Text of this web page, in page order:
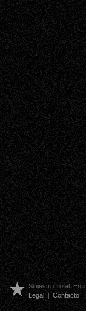
Siniestro Total. En
Legal | Contacto |